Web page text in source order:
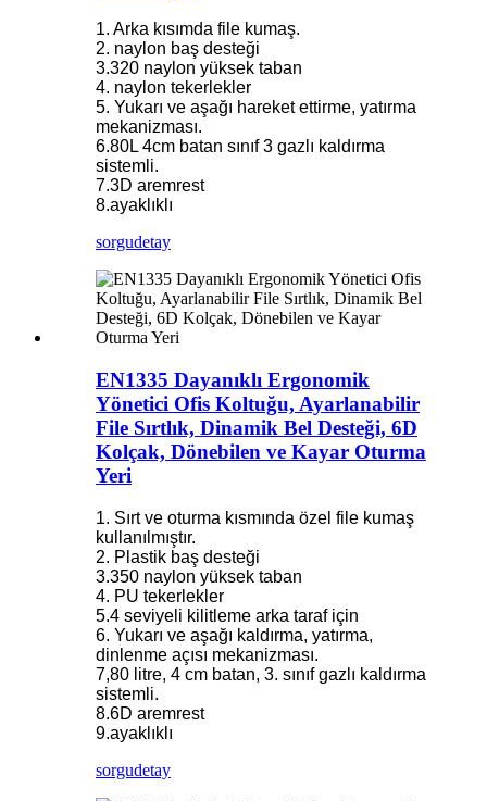
1. Arka kısımda file kumaş.
2. naylon baş desteği
3.320 naylon yüksek taban
4. naylon tekerlekler
5. Yukarı ve aşağı hareket ettirme, yatırma
mekanizması.
6.80L 4cm batan sınıf 3 gazlı kaldırma
sistemli.
7.3D aremrest
8.ayaklıklı
sorgudetay
EN1335 Dayanıklı Ergonomik
Yönetici Ofis Koltuğu, Ayarlanabilir
File Sırtlık, Dinamik Bel Desteği, 6D
Kolçak, Dönebilen ve Kayar Oturma
Yeri
1. Sırt ve oturma kısmında özel file kumaş
kullanılmıştır.
2. Plastik baş desteği
3.350 naylon yüksek taban
4. PU tekerlekler
5.4 seviyeli kilitleme arka taraf için
6. Yukarı ve aşağı kaldırma, yatırma,
dinlenme açısı mekanizması.
7,80 litre, 4 cm batan, 3. sınıf gazlı kaldırma
sistemli.
8.6D aremrest
9.ayaklıklı
sorgudetay